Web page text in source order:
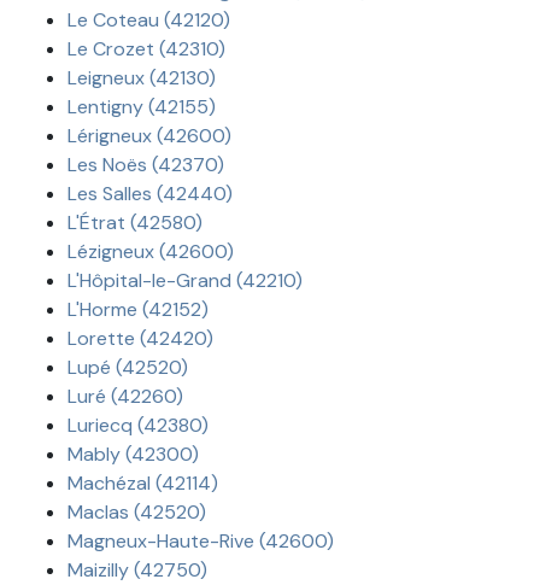
Le Coteau (42120)
Le Crozet (42310)
Leigneux (42130)
Lentigny (42155)
Lérigneux (42600)
Les Noës (42370)
Les Salles (42440)
L'Étrat (42580)
Lézigneux (42600)
L'Hôpital-le-Grand (42210)
L'Horme (42152)
Lorette (42420)
Lupé (42520)
Luré (42260)
Luriecq (42380)
Mably (42300)
Machézal (42114)
Maclas (42520)
Magneux-Haute-Rive (42600)
Maizilly (42750)